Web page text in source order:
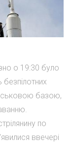
о 19:30 було
базою,
по
ввечері